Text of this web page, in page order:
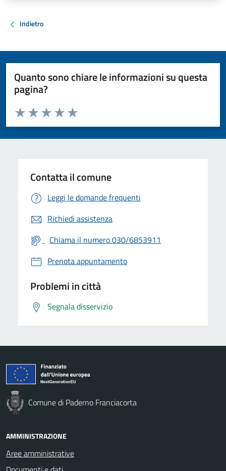
Indietro
Quanto sono chiare le informazioni su questa
pagina?
Valuta da 1 a 5 stelle la pagina
Valuta 5 stelle su 5
Valuta 4 stelle su 5
Valuta 3 stelle su 5
Valuta 2 stelle su 5
Valuta 1 stelle su 5
Contatta il comune
Leggi le domande frequenti
Richiedi assistenza
Chiama il numero 030/6853911
Prenota appuntamento
Problemi in città
Segnala disservizio
Comune di Paderno Franciacorta
AMMINISTRAZIONE
Aree amministrative